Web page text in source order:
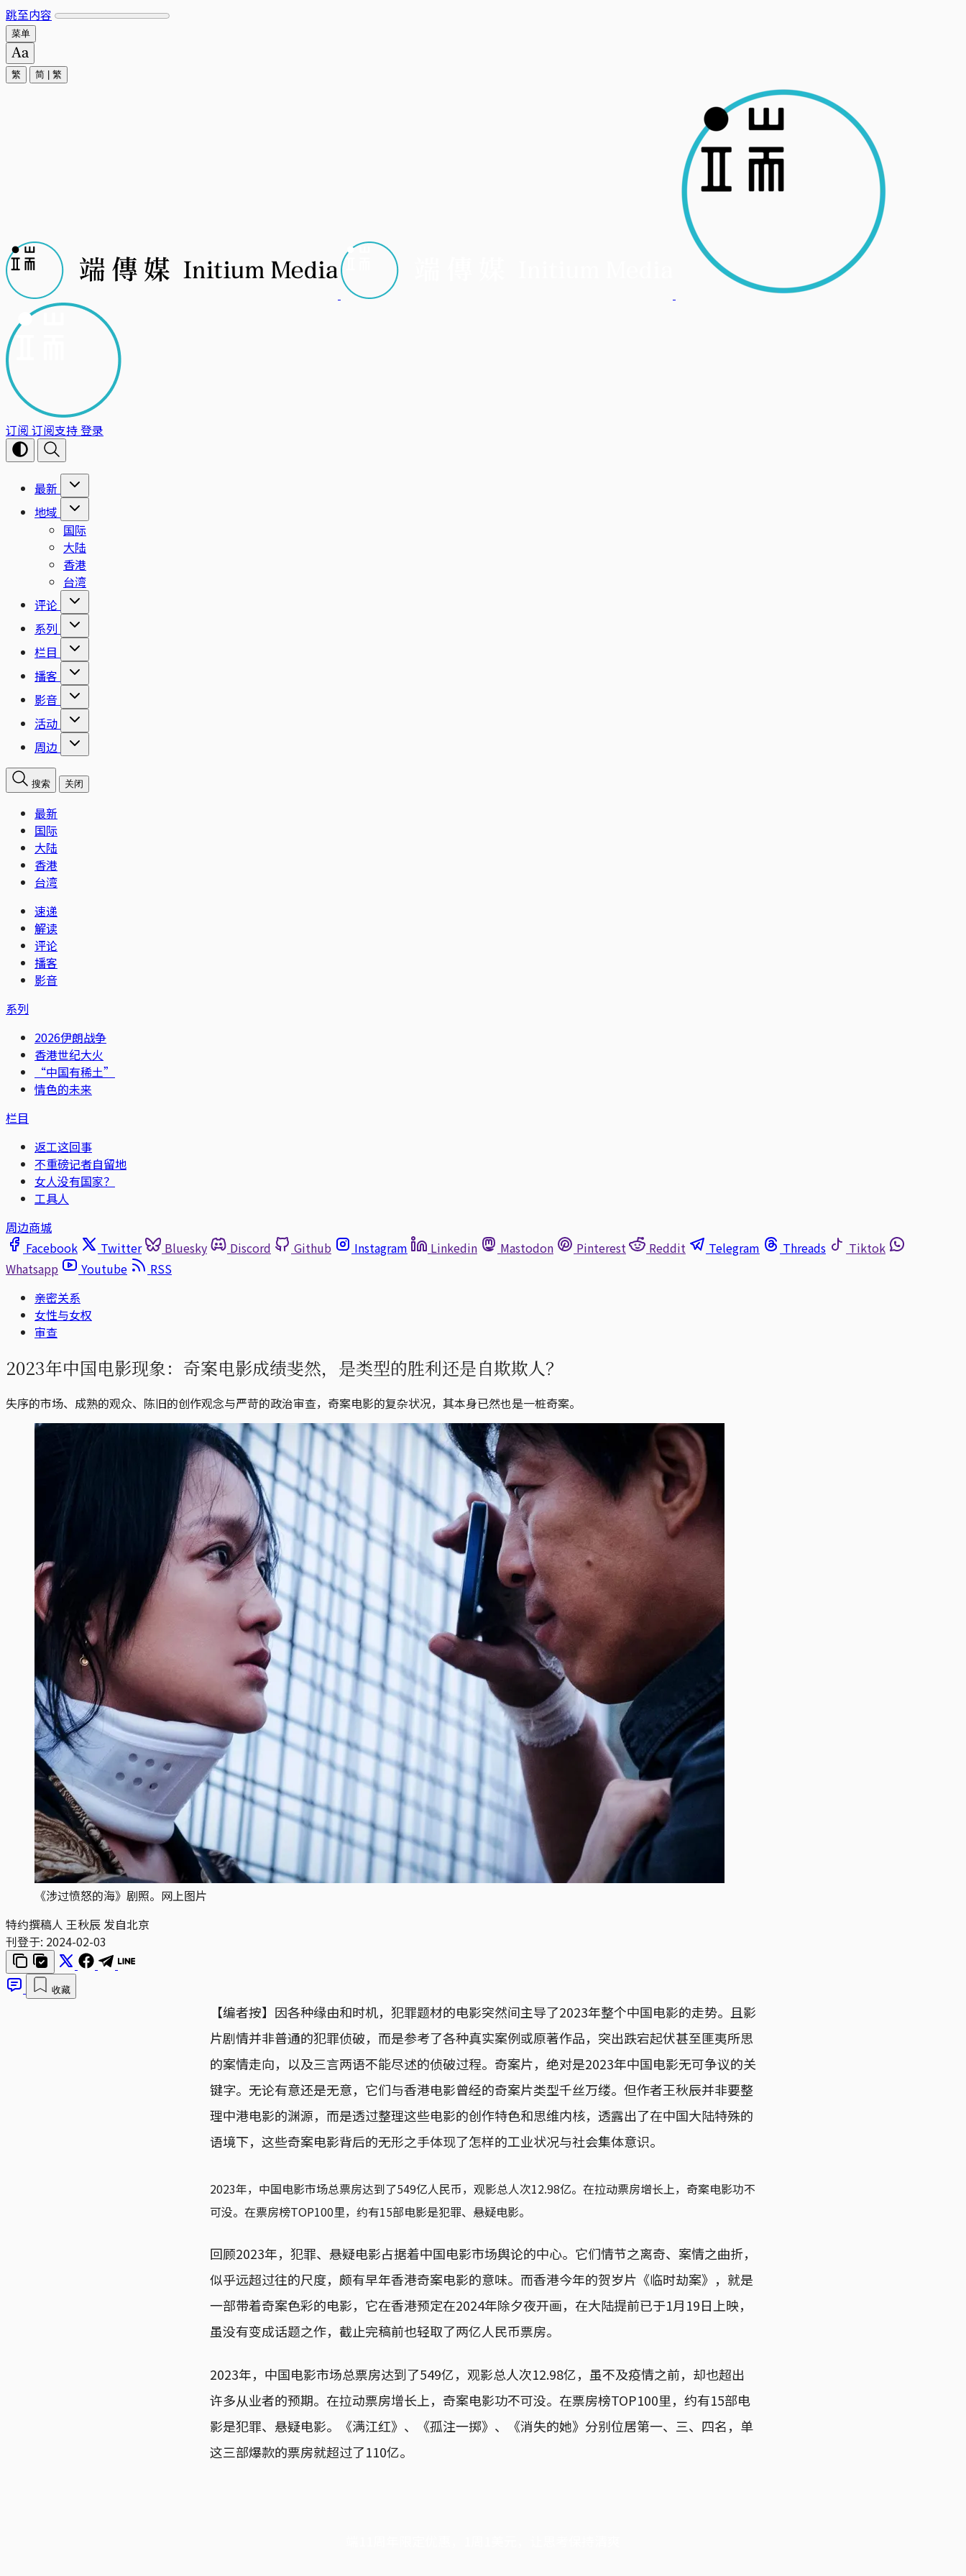
跳至内容
菜单
繁 简 繁
订阅 订阅支持登录
最新
地域
国际
大陆
香港
台湾
评论
系列
栏目
播客
影音
活动
周边
搜索 关闭
最新
国际
大陆
香港
台湾
速递
解读
评论
播客
影音
系列
2026伊朗战争
香港世纪大火
“中国有稀土”
情色的未来
栏目
返工这回事
不重磅记者自留地
女人没有国家？
工具人
周边商城
Facebook
Twitter Bluesky Discord Github Instagram Linkedin Mastodon Pinterest Reddit Telegram Threads
Tiktok
Whatsapp
Youtube
RSS
亲密关系
女性与女权
审查
2023年中国电影现象：奇案电影成绩斐然，是类型的胜利还是自欺欺人？
失序的市场、成熟的观众、陈旧的创作观念与严苛的政治审查，奇案电影的复杂状况，其本身已然也是一桩奇案。
《涉过愤怒的海》剧照。网上图片
特约撰稿人 王秋辰 发自北京
刊登于: 2024-02-03
收藏
【编者按】因各种缘由和时机，犯罪题材的电影突然间主导了2023年整个中国电影的走势。且影
片剧情并非普通的犯罪侦破，而是参考了各种真实案例或原著作品，突出跌宕起伏甚至匪夷所思
的案情走向，以及三言两语不能尽述的侦破过程。奇案片，绝对是2023年中国电影无可争议的关
键字。无论有意还是无意，它们与香港电影曾经的奇案片类型千丝万缕。但作者王秋辰并非要整
理中港电影的渊源，而是透过整理这些电影的创作特色和思维内核，透露出了在中国大陆特殊的
语境下，这些奇案电影背后的无形之手体现了怎样的工业状况与社会集体意识。
2023年，中国电影市场总票房达到了549亿人民币，观影总人次12.98亿。在拉动票房增长上，奇案电影功不
可没。在票房榜TOP100里，约有15部电影是犯罪、悬疑电影。
回顾2023年，犯罪、悬疑电影占据着中国电影市场舆论的中心。它们情节之离奇、案情之曲折，
似乎远超过往的尺度，颇有早年香港奇案电影的意味。而香港今年的贺岁片《临时劫案》，就是
一部带着奇案色彩的电影，它在香港预定在2024年除夕夜开画，在大陆提前已于1月19日上映，
虽没有变成话题之作，截止完稿前也轻取了两亿人民币票房。
2023年，中国电影市场总票房达到了549亿，观影总人次12.98亿，虽不及疫情之前，却也超出
许多从业者的预期。在拉动票房增长上，奇案电影功不可没。在票房榜TOP100里，约有15部电
影是犯罪、悬疑电影。《满江红》、《孤注一掷》、《消失的她》分别位居第一、三、四名，单
这三部爆款的票房就超过了110亿。